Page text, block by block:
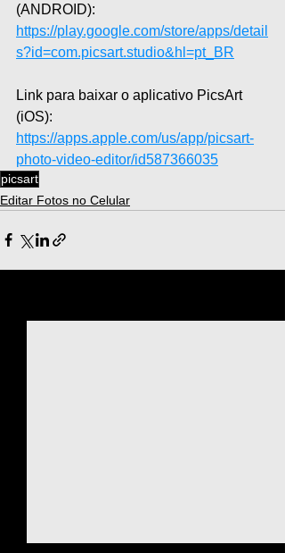
(ANDROID):
https://play.google.com/store/apps/detail
s?id=com.picsart.studio&hl=pt_BR
Link para baixar o aplicativo PicsArt
(iOS):
https://apps.apple.com/us/app/picsart-
photo-video-editor/id587366035
picsart
Editar Fotos no Celular